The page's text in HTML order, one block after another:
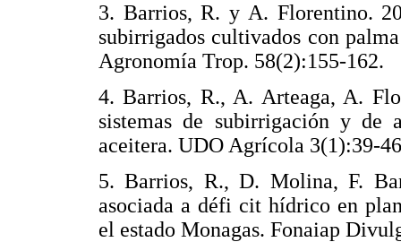
3. Barrios, R. y A. Florentino.
subirrigados cultivados con
Agronomía Trop. 58(2):155-162.
4. Barrios, R., A. Arteaga, A.
sistemas de subirrigación y de
aceitera. UDO Agrícola 3(1):39-
5. Barrios, R., D. Molina, F.
asociada a défi cit hídrico en
el estado Monagas. Fonaiap